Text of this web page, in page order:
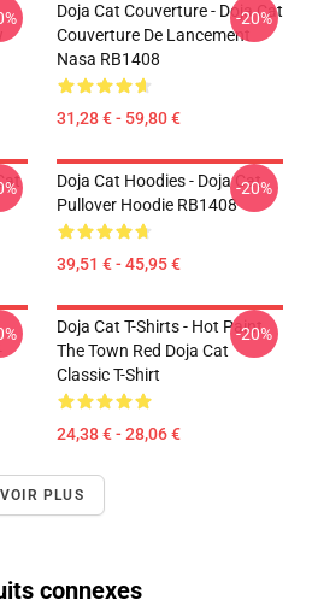
Doja Cat Couverture - Doja Cat
Couverture De Lancement
Nasa RB1408
31,28 € - 59,80 €
-20%
Doja Cat Hoodies - Doja Cat
Pullover Hoodie RB1408
39,51 € - 45,95 €
-20%
Doja Cat T-Shirts - Hot Paint
The Town Red Doja Cat
Classic T-Shirt
24,38 € - 28,06 €
-20%
VOIR PLUS
connexes